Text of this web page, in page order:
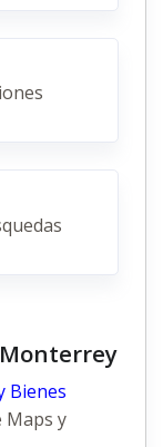
Bienes
Maps y